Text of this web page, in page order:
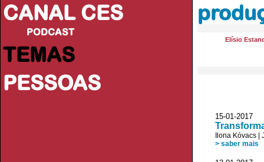
CANAL CES
PODCAST
TEMAS
PESSOAS
Elísio
15-01-
Ilona Kóvacs
> saber mais